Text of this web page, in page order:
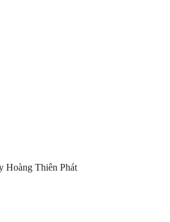
Hoàng Thiên Phát